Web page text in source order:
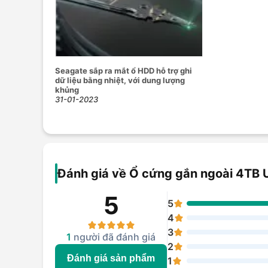
làm việc trên nhiều máy tính khác nhau.
Hiện tại, Hoàng Hà Mobile đã trở thành nhà phân
STKZ4000400- Chính hãng, hãy tới các chi nhánh
hàng để được giao hàng tận tay hoàn toàn miễn phí.
Seagate sắp ra mắt ổ HDD hỗ trợ ghi
dữ liệu bằng nhiệt, với dung lượng
khủng
31-01-2023
Đánh giá về Ổ cứng gắn ngoài 4TB
5
1 người đã đánh giá
Đánh giá sản phẩm
5
4
3
2
1